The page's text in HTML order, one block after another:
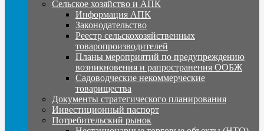
Сельское хозяйство и АПК
Информация АПК
Законодательство
Реестр сельскохозяйственных
товаропроизводителей
Планы мероприятий по предупреждению
возникновения и рапространения ООБЖ
Садоводческие некоммерческие
товарищества
Документы стратегического планирования
Инвестиционный паспорт
Потребительский рынок